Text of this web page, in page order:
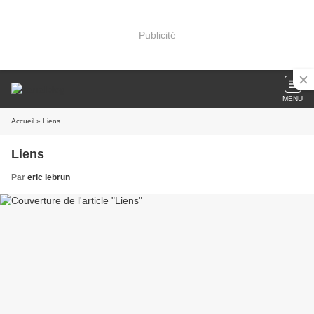
Publicité
MENU
Accueil » Liens
Liens
Par eric lebrun